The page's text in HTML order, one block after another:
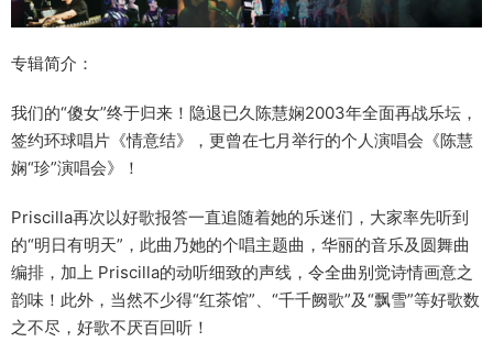
专辑简介：
我们的“傻女”终于归来！隐退已久陈慧娴2003年全面再战乐坛，
签约环球唱片《情意结》，更曾在七月举行的个人演唱会《陈慧
娴“珍”演唱会》！
Priscilla再次以好歌报答一直追随着她的乐迷们，大家率先听到
的“明日有明天”，此曲乃她的个唱主题曲，华丽的音乐及圆舞曲
编排，加上 Priscilla的动听细致的声线，令全曲别觉诗情画意之
韵味！此外，当然不少得“红茶馆”、“千千阙歌”及“飘雪”等好歌数
之不尽，好歌不厌百回听！